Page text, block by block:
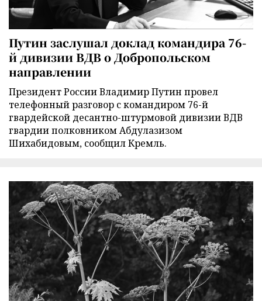
Путин заслушал доклад командира 76-
й дивизии ВДВ о Добропольском
направлении
Президент России Владимир Путин провел
телефонный разговор с командиром 76-й
гвардейской десантно-штурмовой дивизии ВДВ
гвардии полковником Абдулазизом
Шихабидовым, сообщил Кремль.